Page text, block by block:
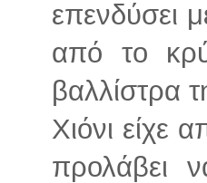
επενδύσει
από το
βαλλίστρα
Χιόνι είχε
προλάβει